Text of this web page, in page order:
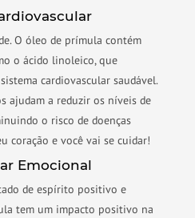
O óleo de prímula contém
o ácido linoleico, que
cardiovascular saudável.
ajudam a reduzir os níveis de
o risco de doenças
coração e você vai se cuidar!
Emocional
de espírito positivo e
tem um impacto positivo na